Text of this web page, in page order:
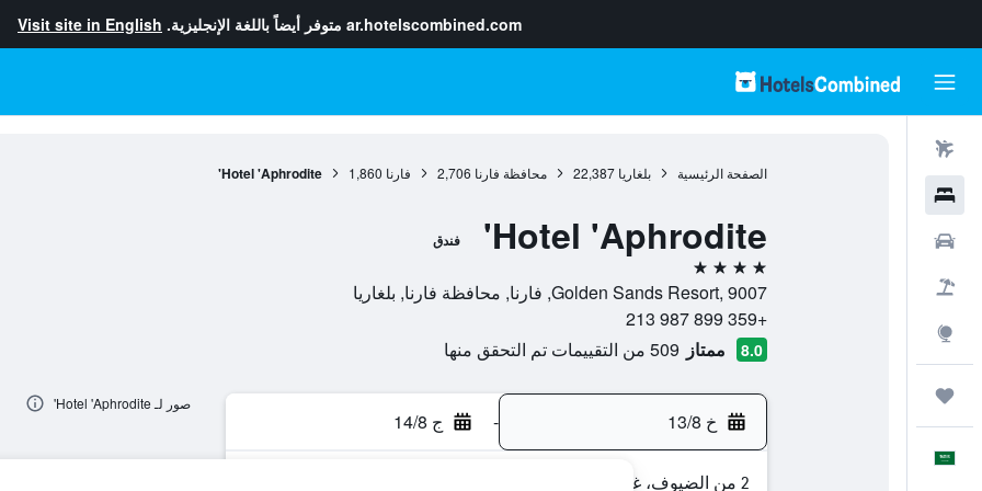
ar.hotelscombined.com متوفر أيضاً باللغة الإنجليزية. Visit site in English
الصفحة الرئيسية بلغاريا 22,387 محافظة فارنا 2,706 فارنا 1,860
Hotel 'Aphrodite'
Hotel 'Aphrodite' فندق
4 نجوم
Golden Sands Resort, 9007, فارنا, محافظة فارنا, بلغاريا
+359 899 987 213
8.0 ممتاز 509 من التقييمات تم التحقق منها
خ 13/8 - ج 14/8
2 من الضيوف، غرفة واحدة
صور لـ Hotel 'Aphrodite'